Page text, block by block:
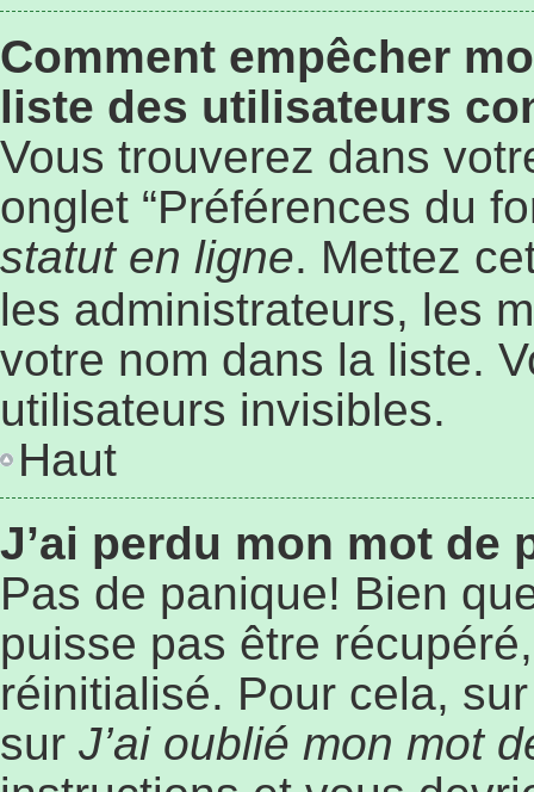
Comment empêcher
liste des utilisateurs
Vous trouverez dans
onglet “Préférences du
statut en ligne. Mettez
les administrateurs, les
votre nom dans la liste.
utilisateurs invisibles.
Haut
J’ai perdu mon mot de
Pas de panique! Bien
puisse pas être
réinitialisé. Pour cela,
sur J’ai oublié mon mot